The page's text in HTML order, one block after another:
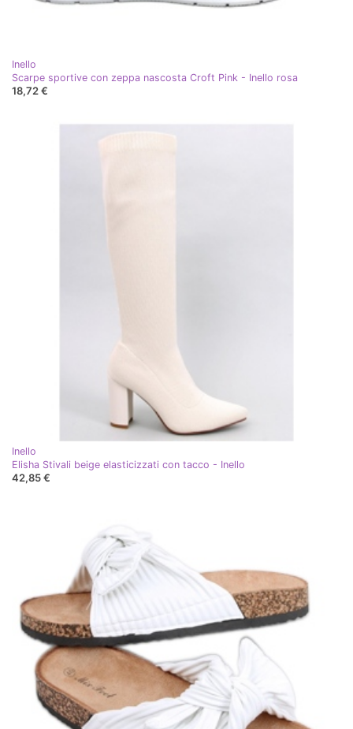
Inello
Scarpe sportive con zeppa nascosta Croft Pink - Inello rosa
18,72 €
Inello
Elisha Stivali beige elasticizzati con tacco - Inello
42,85 €